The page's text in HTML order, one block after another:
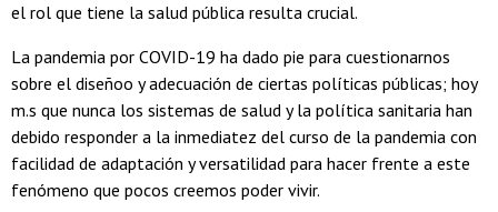
el rol que tiene la salud pública resulta crucial.
La pandemia por COVID-19 ha dado pie para cuestionarnos
sobre el diseñoo y adecuación de ciertas políticas públicas; hoy
m.s que nunca los sistemas de salud y la política sanitaria han
debido responder a la inmediatez del curso de la pandemia con
facilidad de adaptación y versatilidad para hacer frente a este
fenómeno que pocos creemos poder vivir.